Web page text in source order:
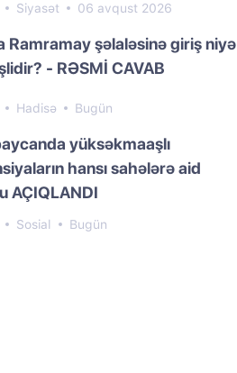
Siyasət 06 avqust 2026
Ramramay şəlaləsinə giriş niyə
- RƏSMİ CAVAB
Hadisə Bugün
yüksəkmaaşlı
hansı sahələrə aid
AÇIQLANDI
Sosial Bugün